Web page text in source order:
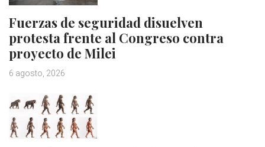
Fuerzas de seguridad disuelven
protesta frente al Congreso contra
proyecto de Milei
6 agosto, 2026